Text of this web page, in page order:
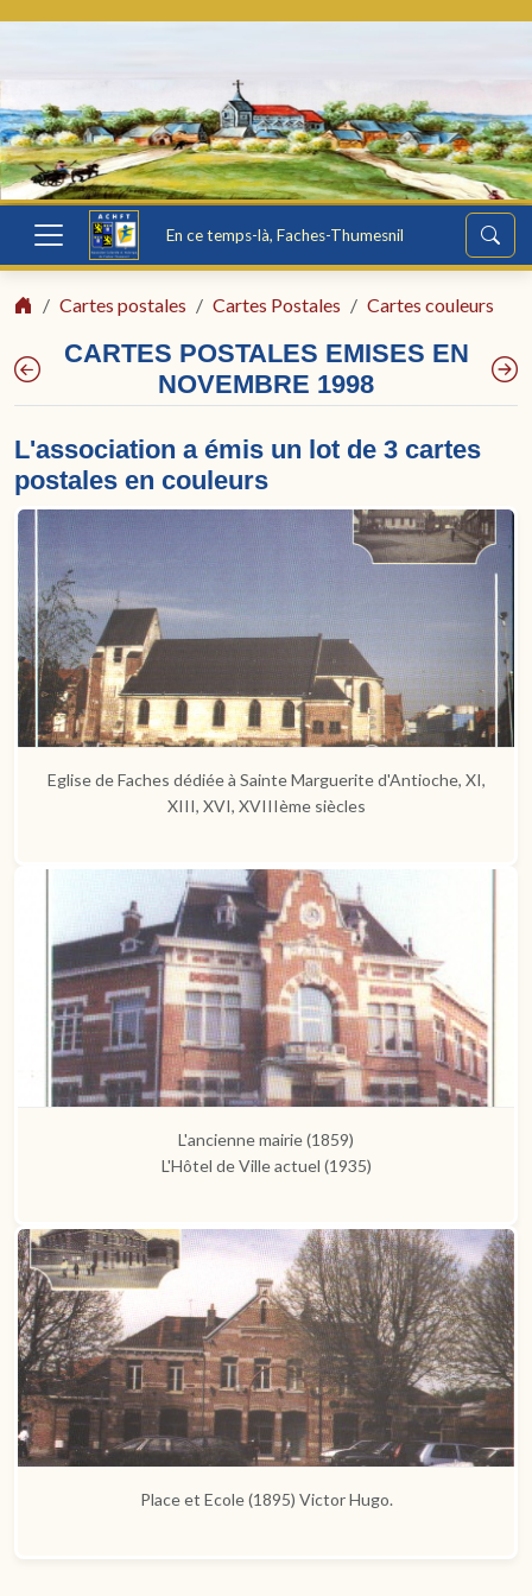
En ce temps-là, Faches-Thumesnil
Cartes postales Cartes Postales Cartes couleurs
CARTES POSTALES EMISES EN
NOVEMBRE 1998
L'association a émis un lot de 3 cartes
postales en couleurs
Eglise de Faches dédiée à Sainte Marguerite d'Antioche, XI,
XIII, XVI, XVIIIème siècles
L'ancienne mairie (1859)
L'Hôtel de Ville actuel (1935)
Place et Ecole (1895) Victor Hugo.